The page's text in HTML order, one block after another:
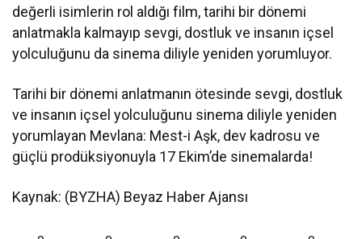
değerli isimlerin rol aldığı film, tarihi bir dönemi
anlatmakla kalmayıp sevgi, dostluk ve insanın içsel
yolculuğunu da sinema diliyle yeniden yorumluyor.
Tarihi bir dönemi anlatmanın ötesinde sevgi, dostluk
ve insanın içsel yolculuğunu sinema diliyle yeniden
yorumlayan Mevlana: Mest-i Aşk, dev kadrosu ve
güçlü prodüksiyonuyla 17 Ekim’de sinemalarda!
Kaynak: (BYZHA) Beyaz Haber Ajansı